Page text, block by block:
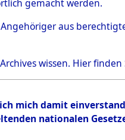
Zur
gemacht werden.
Angehöriger aus
wissen. Hierfinden
mich damit
nationalen